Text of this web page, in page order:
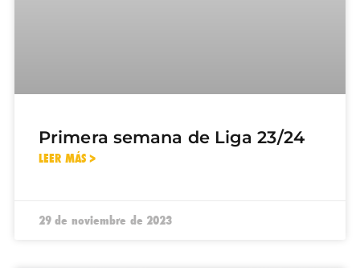
Primera semana de Liga 23/24
LEER MÁS >
29 de noviembre de 2023